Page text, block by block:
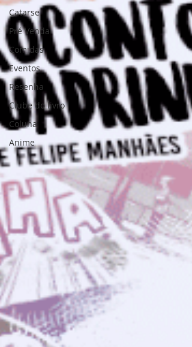
Catarse
Pré Venda
Comidas
Eventos
Resenha
Clube do livro
Coluna
Anime